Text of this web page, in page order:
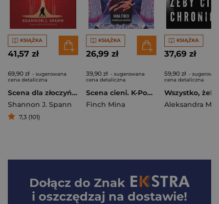
KSIĄŻKA
41,57 zł
69,90 zł - sugerowana
cena detaliczna
Scena dla złoczyńców
Shannon J. Spann
7,3 (101)
KSIĄŻKA
26,99 zł
39,90 zł - sugerowana
cena detaliczna
Scena cieni. K-Pop Academy. Tom 1
Finch Mina
KSIĄŻKA
37,69 zł
59,90 zł -
cena detaliczna
Dołącz do Znak
i oszczędzaj na dostawie!